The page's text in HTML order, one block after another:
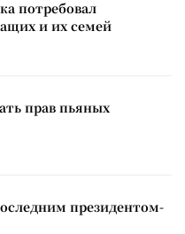
потребовал
и их семей
прав пьяных
президентом-